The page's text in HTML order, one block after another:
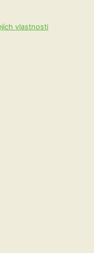
vlastnosti